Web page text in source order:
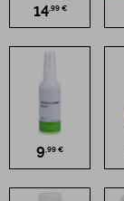
14,99 €
9,99 €